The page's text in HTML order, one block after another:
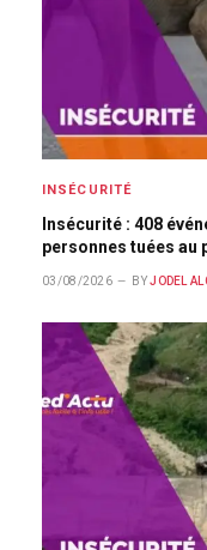
INSÉCURITÉ
Insécurité : 408
personnes tuées au
03/08/2026 BY JODEL